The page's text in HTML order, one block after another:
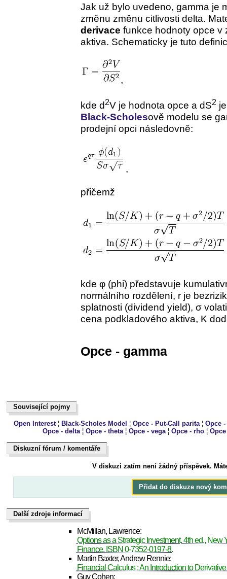
Jak už bylo uvedeno, gamma je
změnu změnu citlivosti delta.
derivace funkce hodnoty opce v
aktiva. Schematicky je tuto
,
kde d2V je hodnota opce a dS2je
Black-Scholesově modelu se
prodejní opci následovně:
,
přičemž
kde φ (phi) představuje
normálního rozdělení, r je
splatnosti (dividend yield), σ
cena podkladového aktiva, K
Opce - gamma
Související pojmy
Související pojmy
Open Interest ¦ Black-Scholes Model ¦ Opce - Put-Call parita ¦ Opce
Opce - delta ¦ Opce - theta ¦ Opce - vega ¦ Opce - rho ¦
Diskuzní fórum / komentáře
Dukiszín fmóur / kteoeřnám
V diskuzi zatím není žádný příspěvek.
Přidat do diskuze nový
Další zdroje informací
Další zdroje informací
McMillan, Lawrence:
Options as a Strategic Investment, 4th ed., New
Finance. ISBN 0-7352-0197-8.
Martin Baxter, Andrew Rennie:
Financial Calculus : An Introduction to
Guy Cohen: